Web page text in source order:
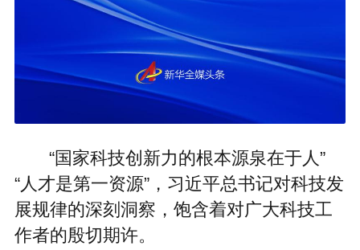
“国家科技创新力的根本源泉在于人”
“人才是第一资源”，习近平总书记对科技发
展规律的深刻洞察，饱含着对广大科技工
作者的殷切期许。